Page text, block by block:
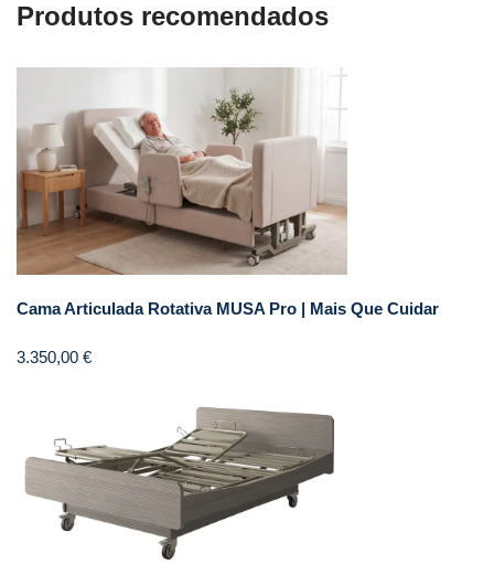
Produtos recomendados
Cama Articulada Rotativa MUSA Pro | Mais Que Cuidar
3.350,00 €